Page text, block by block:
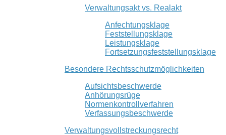
Verwaltungsakt vs. Realakt
Anfechtungsklage
Feststellungsklage
Leistungsklage
Fortsetzungsfeststellungsklage
Besondere Rechtsschutzmöglichkeiten
Aufsichtsbeschwerde
Anhörungsrüge
Normenkontrollverfahren
Verfassungsbeschwerde
Verwaltungsvollstreckungsrecht